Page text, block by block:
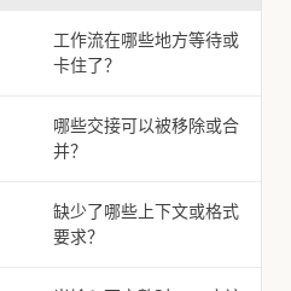
工作流在哪些地方等待或
卡住了？
哪些交接可以被移除或合
并？
缺少了哪些上下文或格式
要求？